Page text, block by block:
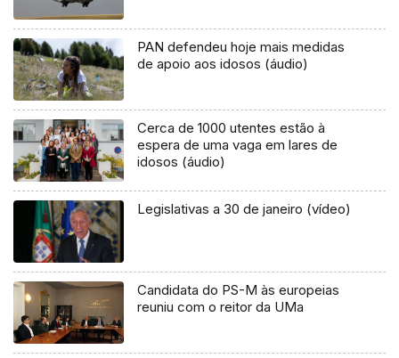
PAN defendeu hoje mais medidas
de apoio aos idosos (áudio)
Cerca de 1000 utentes estão à
espera de uma vaga em lares de
idosos (áudio)
Legislativas a 30 de janeiro (vídeo)
Candidata do PS-M às europeias
reuniu com o reitor da UMa